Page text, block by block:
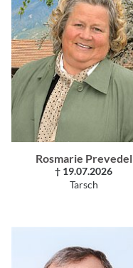
Rosmarie Prevedel
† 19.07.2026
Tarsch